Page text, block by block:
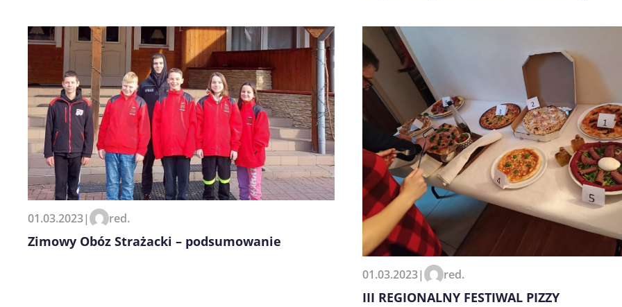
01.03.2023| red.
Zimowy Obóz Strażacki – podsumowanie
01.03.2023| red.
III REGIONALNY FESTIWAL PIZZY